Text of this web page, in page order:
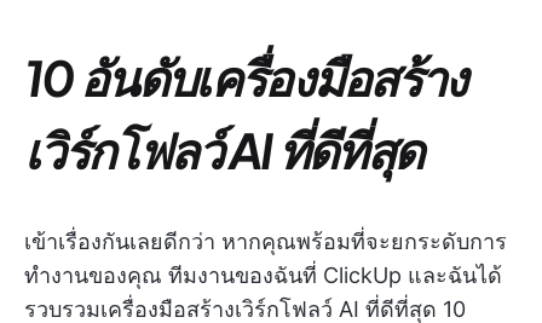
10 อันดับเครื่องมือสร้าง
เวิร์กโฟลว์ AI ที่ดีที่สุด
เข้าเรื่องกันเลยดีกว่า หากคุณพร้อมที่จะยกระดับการ
ทำงานของคุณ ทีมงานของฉันที่ ClickUp และฉันได้
รวบรวมเครื่องมือสร้างเวิร์กโฟลว์ AI ที่ดีที่สุด 10